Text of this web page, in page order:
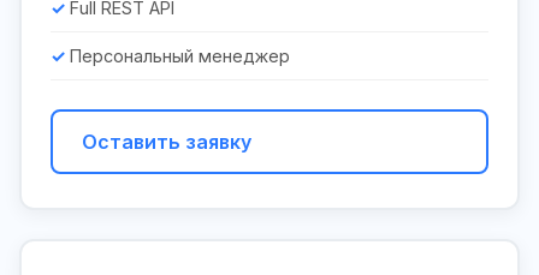
Full REST API
Персональный менеджер
Оставить заявку